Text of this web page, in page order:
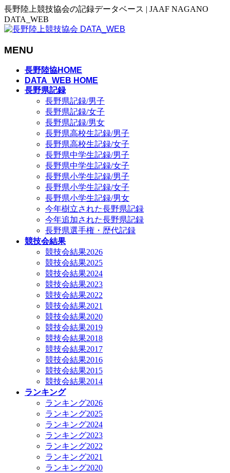
長野陸上競技協会の記録データベース | JAAF NAGANO
DATA_WEB
MENU
長野陸協HOME
DATA_WEB HOME
長野県記録
長野県記録/男子
長野県記録/女子
長野県記録/男女
長野県高校生記録/男子
長野県高校生記録/女子
長野県中学生記録/男子
長野県中学生記録/女子
長野県小学生記録/男子
長野県小学生記録/女子
長野県小学生記録/男女
今年樹立された長野県記録
今年追加された長野県記録
長野県選手権・歴代記録
競技会結果
競技会結果2026
競技会結果2025
競技会結果2024
競技会結果2023
競技会結果2022
競技会結果2021
競技会結果2020
競技会結果2019
競技会結果2018
競技会結果2017
競技会結果2016
競技会結果2015
競技会結果2014
ランキング
ランキング2026
ランキング2025
ランキング2024
ランキング2023
ランキング2022
ランキング2021
ランキング2020